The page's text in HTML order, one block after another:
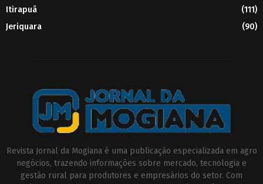
Itirapuã
(111)
Jeriquara
(90)
Revista Jornal da Mogiana é uma publicação especializada em agro
negócios, trazendo informações sobre mercado, tecnologia e
gestão rural para produtores e empresários do setor. Com